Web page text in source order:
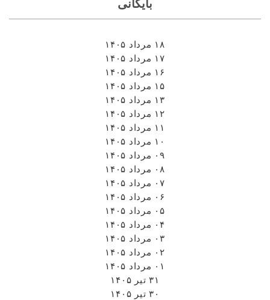
بایگانی
۱۸ مرداد ۱۴۰۵
۱۷ مرداد ۱۴۰۵
۱۶ مرداد ۱۴۰۵
۱۵ مرداد ۱۴۰۵
۱۳ مرداد ۱۴۰۵
۱۲ مرداد ۱۴۰۵
۱۱ مرداد ۱۴۰۵
۱۰ مرداد ۱۴۰۵
۰۹ مرداد ۱۴۰۵
۰۸ مرداد ۱۴۰۵
۰۷ مرداد ۱۴۰۵
۰۶ مرداد ۱۴۰۵
۰۵ مرداد ۱۴۰۵
۰۴ مرداد ۱۴۰۵
۰۳ مرداد ۱۴۰۵
۰۲ مرداد ۱۴۰۵
۰۱ مرداد ۱۴۰۵
۳۱ تیر ۱۴۰۵
۳۰ تیر ۱۴۰۵